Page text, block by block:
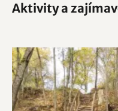
Aktivity a